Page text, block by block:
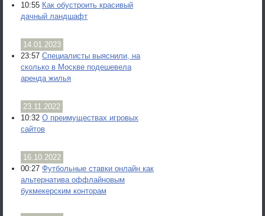
10:55 Как обустроить красивый
дачный ландшафт
14.01.2023
23:57 Специалисты выяснили, на
сколько в Москве подешевела
аренда жилья
23.11.2022
10:32 О преимуществах игровых
сайтов
16.10.2022
00:27 Футбольные ставки онлайн как
альтернатива оффлайновым
букмекерским конторам